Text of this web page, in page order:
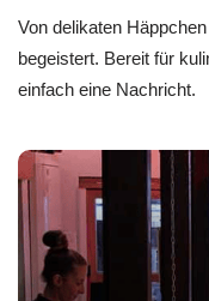
Von delikaten
begeistert. Bereit für
einfach eine Nachricht.